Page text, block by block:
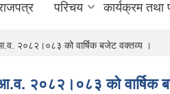
परिचय कार्यक्रम तथा
२०८२।०८३ को वार्षिक बजेट वक्तव्य ।
२०८२।०८३ को वार्षिक